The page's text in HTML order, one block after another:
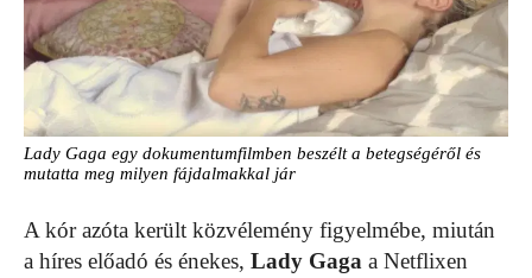
Lady Gaga egy dokumentumfilmben beszélt a betegségéről és
mutatta meg milyen fájdalmakkal jár
A kór azóta került közvélemény figyelmébe, miután
a híres előadó és énekes, Lady Gaga a Netflixen